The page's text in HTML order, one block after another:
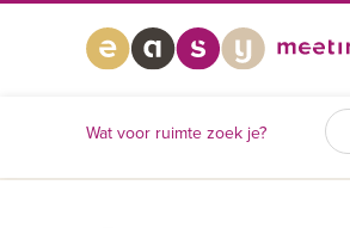
Wat voor ruimte zoek je?